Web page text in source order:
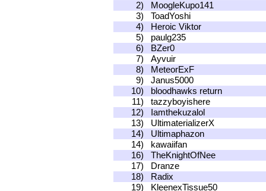
2)
MoogleKupo141
3)
ToadYoshi
4)
Heroic Viktor
5)
paulg235
6)
BZer0
7)
Ayvuir
8)
MeteorExF
9)
Janus5000
10)
bloodhawks return
11)
tazzyboyishere
12)
Iamthekuzalol
13)
UltimaterializerX
14)
Ultimaphazon
14)
kawaiifan
16)
TheKnightOfNee
17)
Dranze
18)
Radix
19)
KleenexTissue50